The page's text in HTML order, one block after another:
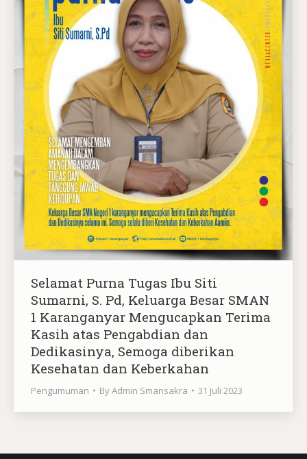
Selamat Purna Tugas Ibu Siti
Sumarni, S. Pd, Keluarga Besar SMAN
1 Karanganyar Mengucapkan Terima
Kasih atas Pengabdian dan
Dedikasinya, Semoga diberikan
Kesehatan dan Keberkahan
Pengumuman ByAdmin Smansakra 31 Juli 2023